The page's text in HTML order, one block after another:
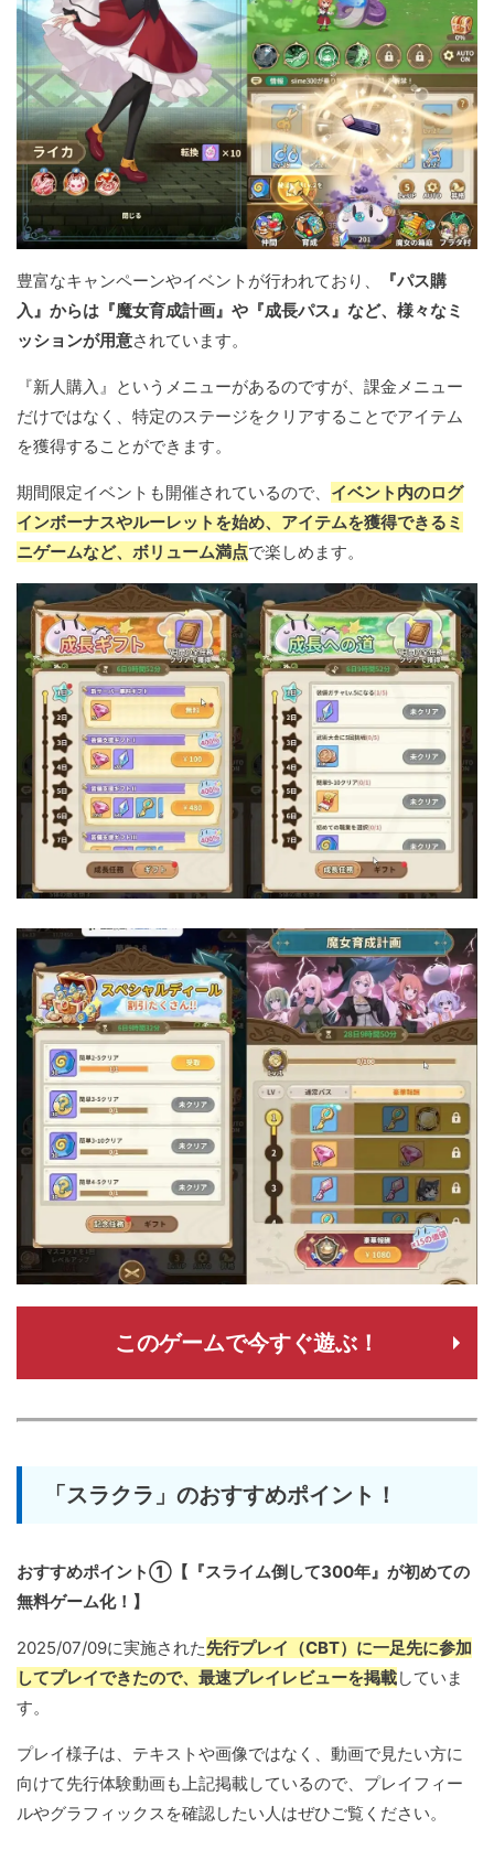
豊富なキャンペーンやイベントが行われており、
『パス購
入』からは『魔女育成計画』や『成長パス』など、様々なミ
ッションが用意されています。
『新人購入』というメニューがあるのですが、課金メニュー
だけではなく、特定のステージをクリアすることでアイテム
を獲得することができます。
期間限定イベントも開催されているので、 イベント内のログ
インボーナスやルーレットを始め、アイテムを獲得できるミ
ニゲームなど、ボリューム満点で楽しめます。
このゲームで今すぐ遊ぶ！
「スラクラ」のおすすめポイント！
おすすめポイント①【『スライム倒して300年』が初めての
無料ゲーム化！】
2025/07/09に実施された先行プレイ（CBT）に一足先に参加
してプレイできたので、最速プレイレビューを掲載していま
す。
プレイ様子は、テキストや画像ではなく、動画で見たい方に
向けて先行体験動画も上記掲載しているので、プレイフィー
ルやグラフィックスを確認したい人はぜひご覧ください。